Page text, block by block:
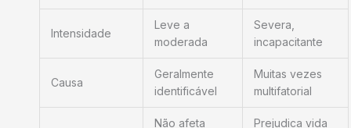
Intensidade
Leve a
moderada
Severa,
incapacitante
Causa
Geralmente
identificável
Muitas vezes
multifatorial
Não afeta
Prejudica vida